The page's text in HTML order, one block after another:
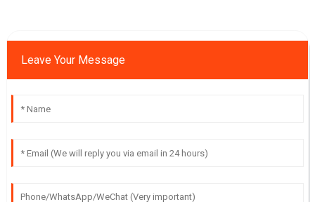
Leave Your Message